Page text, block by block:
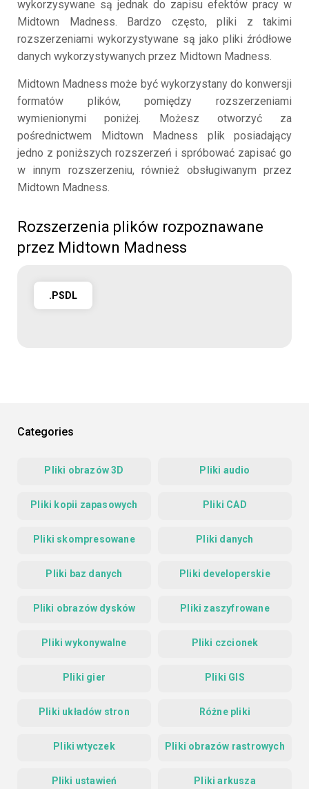
wykorzysywane są jednak do zapisu efektów pracy w
Midtown Madness. Bardzo często, pliki z takimi
rozszerzeniami wykorzystywane są jako pliki źródłowe
danych wykorzystywanych przez Midtown Madness.
Midtown Madness może być wykorzystany do konwersji
formatów plików, pomiędzy rozszerzeniami
wymienionymi poniżej. Możesz otworzyć za
pośrednictwem Midtown Madness plik posiadający
jedno z poniższych rozszerzeń i spróbować zapisać go
w innym rozszerzeniu, również obsługiwanym przez
Midtown Madness.
Rozszerzenia plików rozpoznawane
przez Midtown Madness
.PSDL
Categories
Pliki obrazów 3D Pliki audio
Pliki kopii zapasowych Pliki CAD
Pliki skompresowane Pliki danych
Pliki baz danych Pliki developerskie
Pliki obrazów dysków Pliki zaszyfrowane
Pliki wykonywalne Pliki czcionek
Pliki gier Pliki GIS
Pliki układów stron Różne pliki
Pliki wtyczek Pliki obrazów rastrowych
Pliki ustawień Pliki arkusza